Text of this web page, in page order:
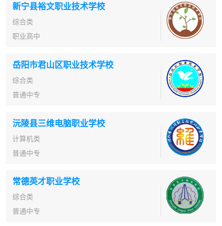
新宁县裕文职业技术学校
综合类
职业高中
岳阳市君山区职业技术学校
综合类
普通中专
沅陵县三维电脑职业学校
计算机类
普通中专
常德英才职业学校
综合类
普通中专